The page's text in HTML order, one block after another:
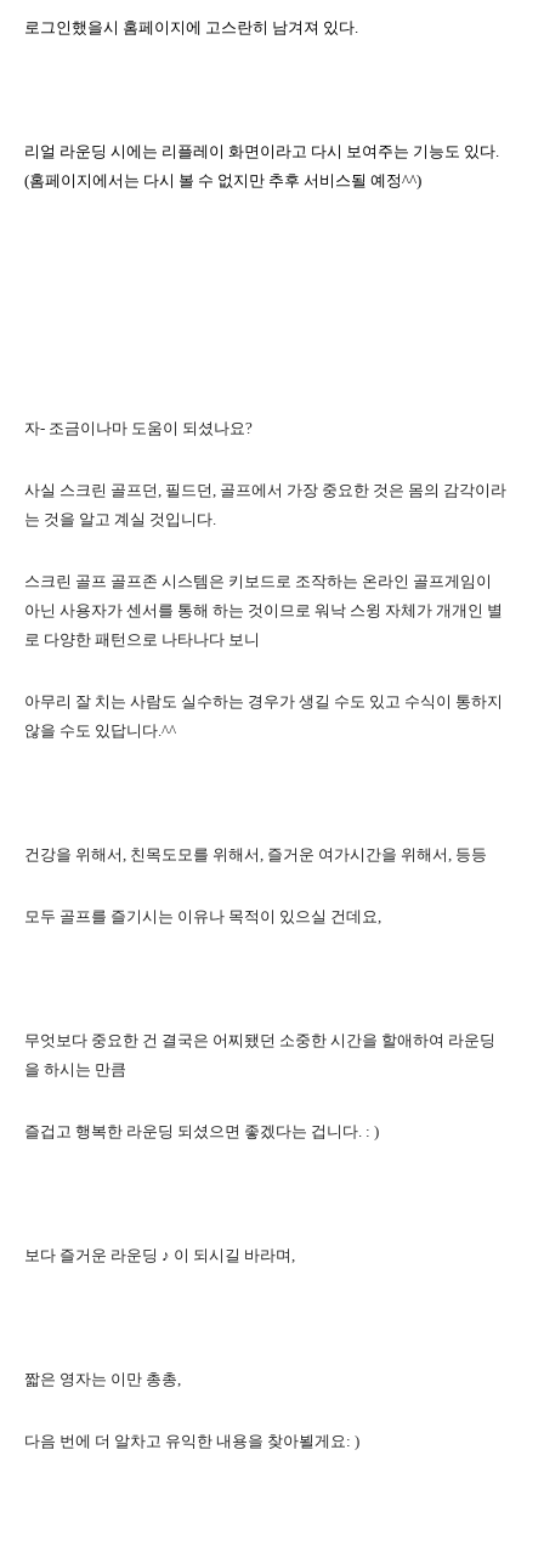
로그인했을시 홈페이지에 고스란히 남겨져 있다
리얼 라운딩 시에는 리플레이 화면이라고 다시 보여주는 기능도 있다
(홈페이지에서는 다시 볼 수 없지만 추후 서비스될 예정^^)
자- 조금이나마 도움이 되셨나요?
사실 스크린 골프던 필드던 골프에서 가장 중요한 것은 몸의 감각이라
는 것을 알고 계실 것입니다
스크린 골프 골프존 시스템은 키보드로 조작하는 온라인 골프게임이
아닌 사용자가 센서를 통해 하는 것이므로 워낙 스윙 자체가 개개인 별
로 다양한 패턴으로 나타나다 보니
아무리 잘 치는 사람도 실수하는 경우가 생길 수도 있고 수식이 통하지
않을 수도 있답니다 .^^
건강을 위해서 친목도모를 위해서 즐거운 여가시간을 위해서 등등
모두 골프를 즐기시는 이유나 목적이 있으실 건데요
무엇보다 중요한 건 결국은 어찌됐던 소중한 시간을 할애하여 라운딩
을 하시는 만큼
즐겁고 행복한 라운딩 되셨으면 좋겠다는 겁니다 . : )
보다 즐거운 라운딩 ♪ 이 되시길 바라며
짧은 영자는 이만 총총
다음 번에 더 알차고 유익한 내용을 찾아뵐게요 : )